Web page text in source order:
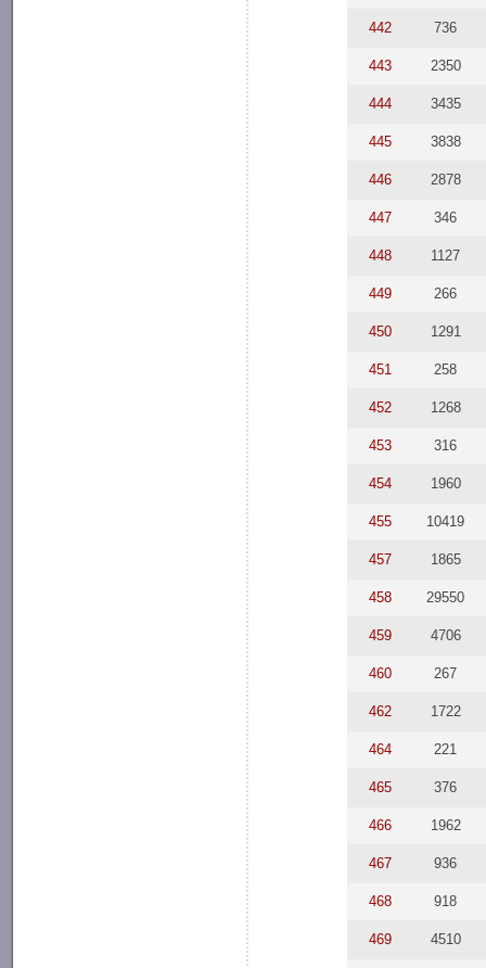
442 736
443 2350
444 3435
445 3838
446 2878
447 346
448 1127
449 266
450 1291
451 258
452 1268
453 316
454 1960
455 10419
457 1865
458 29550
459 4706
460 267
462 1722
464 221
465 376
466 1962
467 936
468 918
469 4510